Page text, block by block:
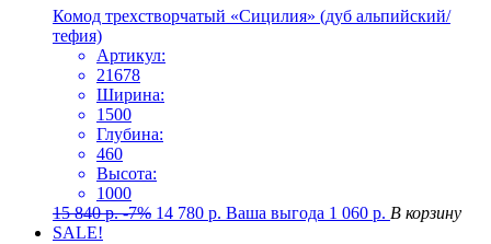
Комод трехстворчатый «Сицилия» (дуб альпийский/
тефия)
Артикул:
21678
Ширина:
1500
Глубина:
460
Высота:
1000
15 840р. -7% 14 780 р. Ваша выгода 1 060 р. В корзину
SALE!